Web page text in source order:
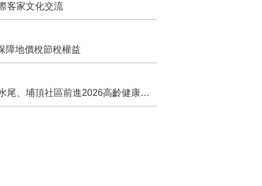
客家文化交流
障地價稅節稅權益
苗栗農村綠色照顧成果登上全國舞台！ 後龍水尾、埔頂社區前進2026高齡健康產業博覽會